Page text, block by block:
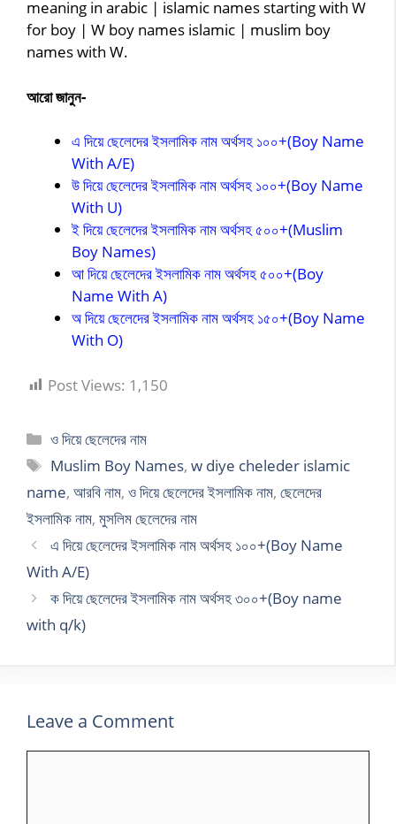
meaning in arabic | islamic names starting with W
for boy | W boy names islamic | muslim boy
names with W.
আরো জানুন-
এ দিয়ে ছেলেদের ইসলামিক নাম অর্থসহ ১০০+(Boy Name
With A/E)
উ দিয়ে ছেলেদের ইসলামিক নাম অর্থসহ ১০০+(Boy Name
With U)
ই দিয়ে ছেলেদের ইসলামিক নাম অর্থসহ ৫০০+(Muslim
Boy Names)
আ দিয়ে ছেলেদের ইসলামিক নাম অর্থসহ ৫০০+(Boy
Name With A)
অ দিয়ে ছেলেদের ইসলামিক নাম অর্থসহ ১৫০+(Boy Name
With O)
Post Views: 1,150
Categories
ও দিয়ে ছেলেদের নাম
Tags
Muslim Boy Names,w diye cheleder islamic
name, আরবি নাম, ও দিয়ে ছেলেদের ইসলামিক নাম, ছেলেদের
ইসলামিক নাম, মুসলিম ছেলেদের নাম
এ দিয়ে ছেলেদের ইসলামিক নাম অর্থসহ ১০০+(Boy Name
With A/E)
ক দিয়ে ছেলেদের ইসলামিক নাম অর্থসহ ৩০০+(Boy name
with q/k)
Leave a Comment